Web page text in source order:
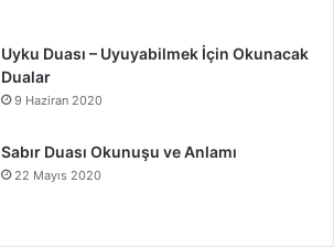
Uyku Duası – Uyuyabilmek İçin Okunacak
Dualar
9 Haziran 2020
Sabır Duası Okunuşu ve Anlamı
22 Mayıs 2020